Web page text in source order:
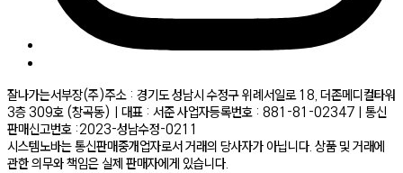
잘나가는서부장(주)주소 : 경기도 성남시 수정구 위례서일로 18, 더존메디컬타워
3층 309호 (창곡동)ㅣ대표 : 서준 사업자등록번호 : 881-81-02347ㅣ통신
판매신고번호 :2023-성남수정-0211
시스템노바는 통신판매중개업자로서 거래의 당사자가 아닙니다. 상품 및 거래에
관한 의무와 책임은 실제 판매자에게 있습니다.